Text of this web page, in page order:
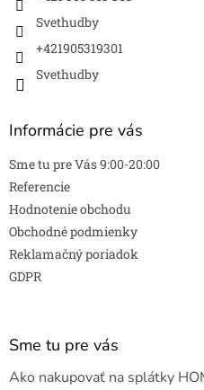
Svethudby
+421905319301
Svethudby
Informácie pre vás
Sme tu pre Vás 9:00-20:00
Referencie
Hodnotenie obchodu
Obchodné podmienky
Reklamačný poriadok
GDPR
Sme tu pre vás
Ako nakupovať na splátky